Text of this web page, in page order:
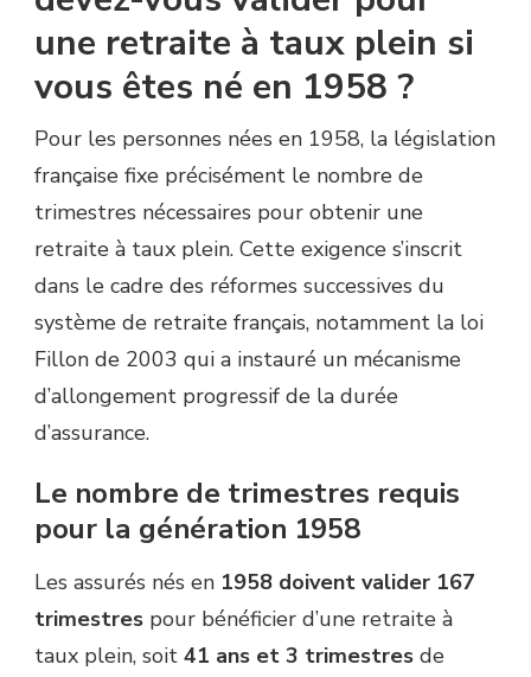
une retraite à taux plein si
vous êtes né en 1958 ?
Pour les personnes nées en 1958, la législation
française fixe précisément le nombre de
trimestres nécessaires pour obtenir une
retraite à taux plein. Cette exigence s’inscrit
dans le cadre des réformes successives du
système de retraite français, notamment la loi
Fillon de 2003 qui a instauré un mécanisme
d’allongement progressif de la durée
d’assurance.
Le nombre de trimestres requis
pour la génération 1958
Les assurés nés en 1958 doivent valider 167
trimestres pour bénéficier d’une retraite à
taux plein, soit 41 ans et 3 trimestres de